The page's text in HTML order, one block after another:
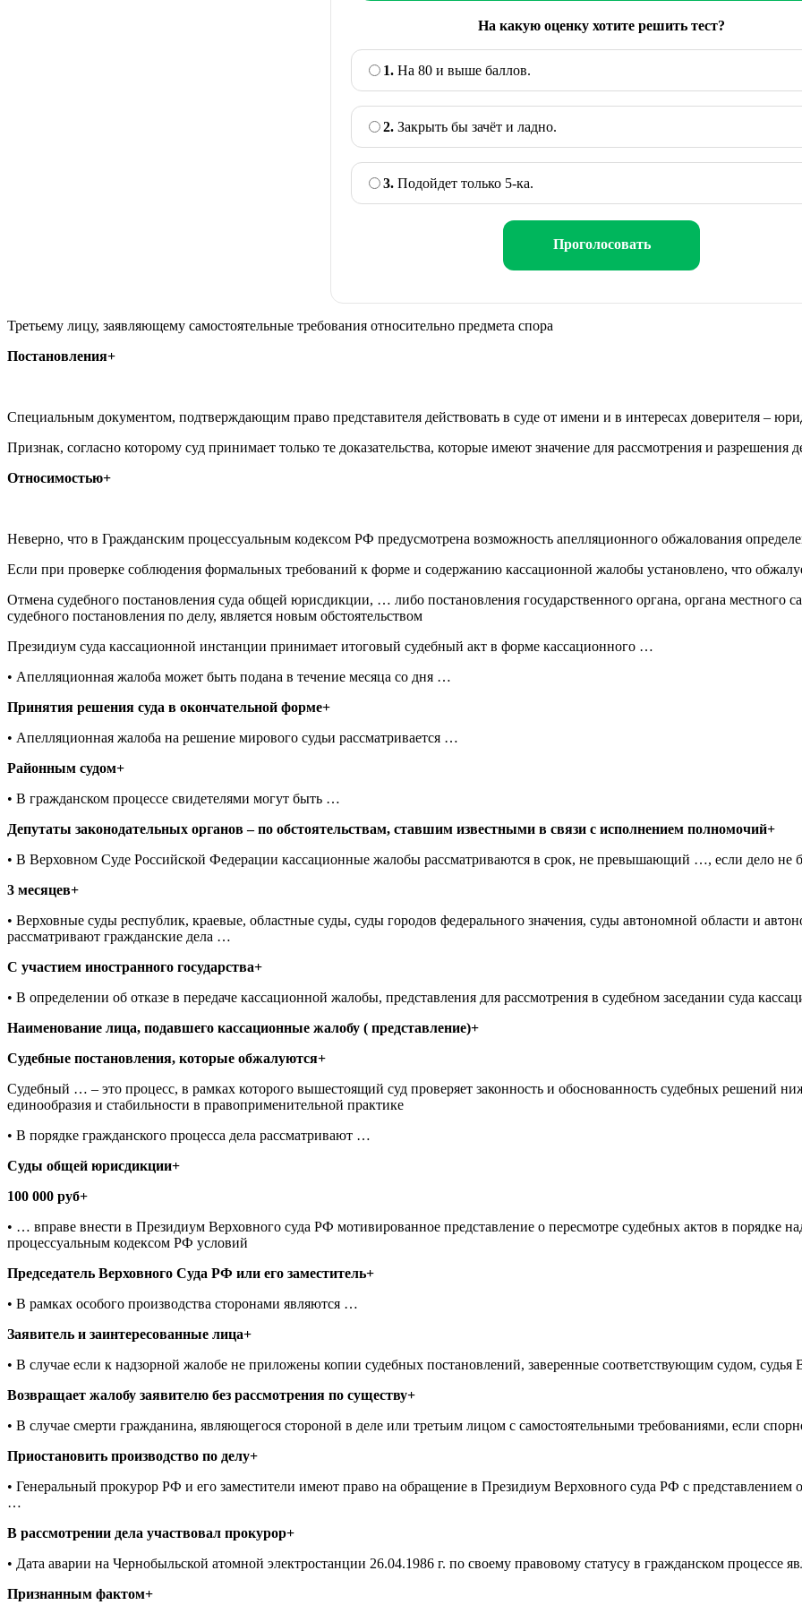
На какую оценку хотите решить тест?
1. На 80 и выше баллов.
2. Закрыть бы зачёт и ладно.
3. Подойдет только 5-ка.
Проголосовать
Третьему лицу, заявляющему самостоятельные требования относительно предмета спора
Постановления+
Специальным документом, подтверждающим право представителя действовать в суде от имени и в интересах доверителя –
Признак, согласно которому суд принимает только те доказательства, которые имеют значение для рассмотрения и разрешения
Относимостью+
Неверно, что в Гражданским процессуальным кодексом РФ предусмотрена возможность апелляционного обжалования
Если при проверке соблюдения формальных требований к форме и содержанию кассационной жалобы установлено, что
Отмена судебного постановления суда общей юрисдикции, … либо постановления государственного органа, органа местного
судебного постановления по делу, является новым обстоятельством
Президиум суда кассационной инстанции принимает итоговый судебный акт в форме кассационного …
• Апелляционная жалоба может быть подана в течение месяца со дня …
Принятия решения суда в окончательной форме+
• Апелляционная жалоба на решение мирового судьи рассматривается …
Районным судом+
• В гражданском процессе свидетелями могут быть …
Депутаты законодательных органов – по обстоятельствам, ставшим известными в связи с исполнением полномочий+
• В Верховном Суде Российской Федерации кассационные жалобы рассматриваются в срок, не превышающий …, если дело не
3 месяцев+
• Верховные суды республик, краевые, областные суды, суды городов федерального значения, суды автономной области и
рассматривают гражданские дела …
С участием иностранного государства+
• В определении об отказе в передаче кассационной жалобы, представления для рассмотрения в судебном заседании суда
Наименование лица, подавшего кассационные жалобу ( представление)+
Судебные постановления, которые обжалуются+
Судебный … – это процесс, в рамках которого вышестоящий суд проверяет законность и обоснованность судебных решений
единообразия и стабильности в правоприменительной практике
• В порядке гражданского процесса дела рассматривают …
Суды общей юрисдикции+
100 000 руб+
• … вправе внести в Президиум Верховного суда РФ мотивированное представление о пересмотре судебных актов в порядке
процессуальным кодексом РФ условий
Председатель Верховного Суда РФ или его заместитель+
• В рамках особого производства сторонами являются …
Заявитель и заинтересованные лица+
• В случае если к надзорной жалобе не приложены копии судебных постановлений, заверенные соответствующим судом,
Возвращает жалобу заявителю без рассмотрения по существу+
• В случае смерти гражданина, являющегося стороной в деле или третьим лицом с самостоятельными требованиями, если
Приостановить производство по делу+
• Генеральный прокурор РФ и его заместители имеют право на обращение в Президиум Верховного суда РФ с представлением
…
В рассмотрении дела участвовал прокурор+
• Дата аварии на Чернобыльской атомной электростанции 26.04.1986 г. по своему правовому статусу в гражданском процессе
Признанным фактом+